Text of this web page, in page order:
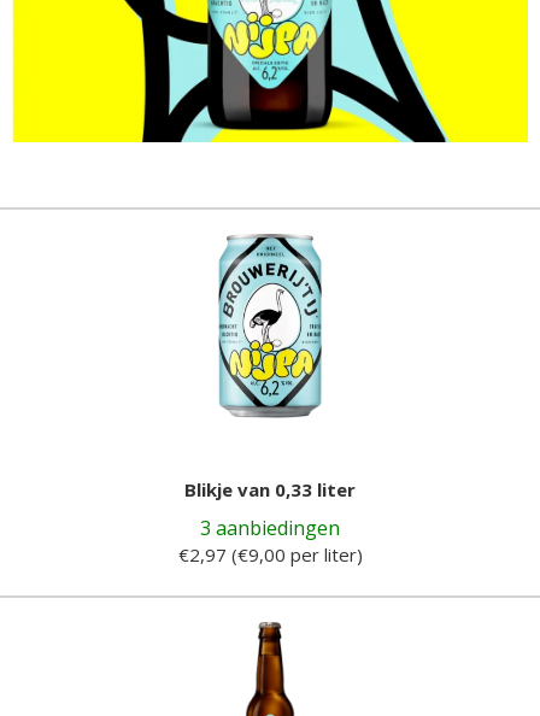
Blikje van 0,33 liter
3 aanbiedingen
€2,97 (€9,00 per liter)